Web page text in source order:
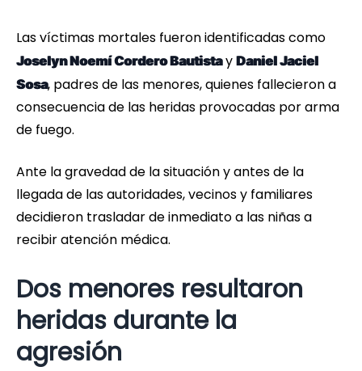
Las víctimas mortales fueron identificadas como
Joselyn Noemí Cordero Bautistay Daniel Jaciel
Sosa, padres de las menores, quienes fallecieron a
consecuencia de las heridas provocadas por arma
de fuego.
Ante la gravedad de la situación y antes de la
llegada de las autoridades, vecinos y familiares
decidieron trasladar de inmediato a las niñas a
recibir atención médica.
Dos menores resultaron
heridas durante la
agresión